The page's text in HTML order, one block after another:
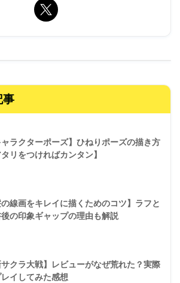
事
ャラクターポーズ】ひねりポーズの描き方
タリをつければカンタン】
の線画をキレイに描くためのコツ】ラフと
の印象ギャップの理由も解説
サクラ大戦】レビューがなぜ荒れた？実際
イしてみた感想